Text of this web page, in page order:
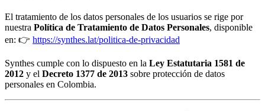
El tratamiento de los datos personales de los usuarios se rige por
nuestra Política de Tratamiento de Datos Personales, disponible
en: 👉 https://synthes.lat/politica-de-privacidad
Synthes cumple con lo dispuesto en la Ley Estatutaria 1581 de
2012 y el Decreto 1377 de 2013 sobre protección de datos
personales en Colombia.